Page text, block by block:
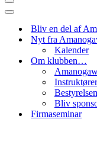
Navigation
menu
Navigation
Bliv en del af
Nyt fra
Kalender
Om klubben…
Instruktører
Bestyrelsen
Bliv
Firmaseminar